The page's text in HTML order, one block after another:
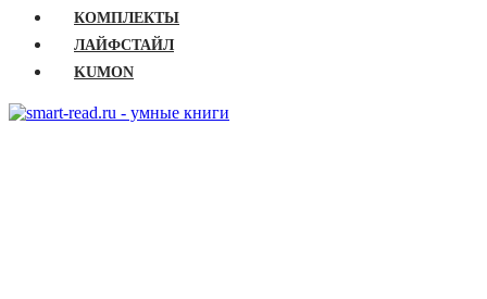
КОМПЛЕКТЫ
ЛАЙФСТАЙЛ
KUMON